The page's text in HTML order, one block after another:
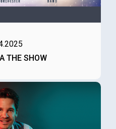
THE SHOW